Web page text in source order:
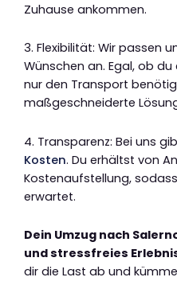
Zuhause ankommen.
3. Flexibilität: Wir passen
Wünschen an. Egal, ob
nur den Transport
maßgeschneiderte
4. Transparenz: Bei uns
Kosten. Du erhältst von
Kostenaufstellung,
erwartet.
Dein Umzug nach
und stressfreies
dir die Last ab und